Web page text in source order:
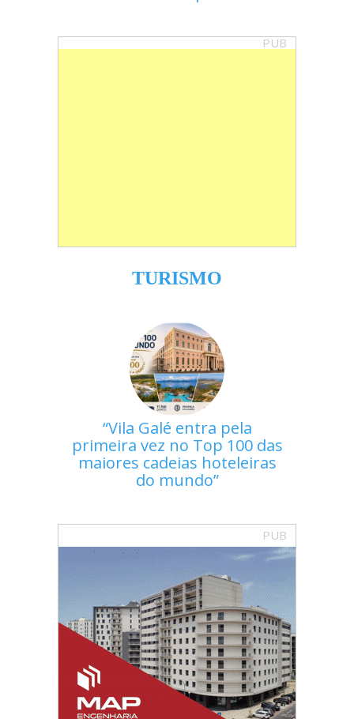
PUB
TURISMO
Vila Galé entra pela
primeira vez no Top 100 das
maiores cadeias hoteleiras
do mundo
PUB